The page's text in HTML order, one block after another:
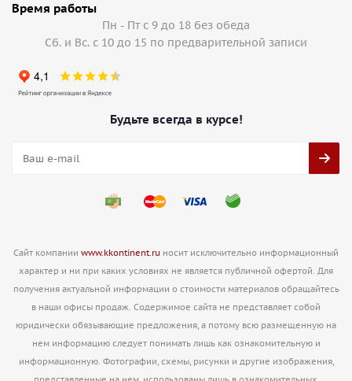
Время работы
Пн - Пт с 9 до 18 без обеда
Сб. и Вс. с 10 до 15 по предварительной записи
Будьте всегда в курсе!
Сайт компании www.kkontinent.ru носит исключительно информационный
характер и ни при каких условиях не является публичной офертой. Для
получения актуальной информации о стоимости материалов обращайтесь
в наши офисы продаж. Содержимое сайта не представляет собой
юридически обязывающие предложения, а потому всю размещенную на
нем информацию следует понимать лишь как ознакомительную и
информационную. Фотографии, схемы, рисунки и другие изображения,